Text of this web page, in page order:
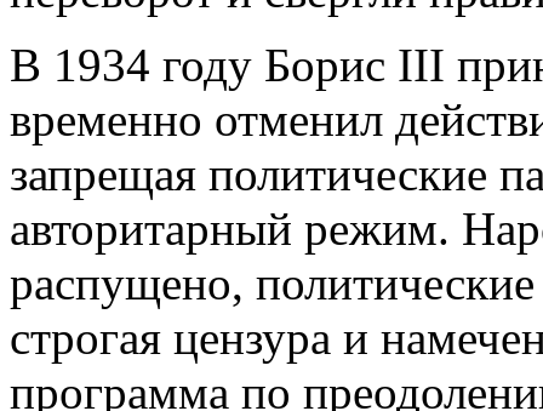
В 1934 году Борис III
временно отменил
запрещая политические
авторитарный режим.
распущено,
строгая цензура и
программа по